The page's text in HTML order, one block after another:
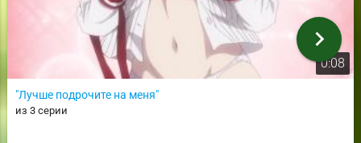
0:08
"Лучше подрочите на меня"
из 3 серии
chevron_right